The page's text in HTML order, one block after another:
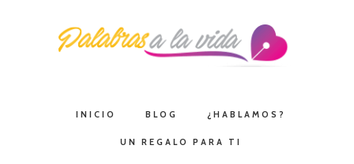
contenido
INICIO BLOG ¿HABLAMOS?
UN REGALO PARA TI